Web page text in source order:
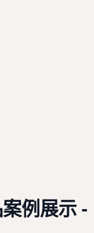
例展示